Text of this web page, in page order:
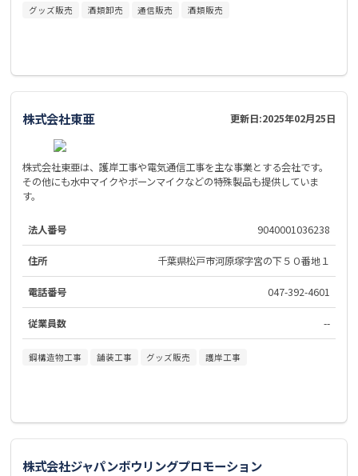
グッズ販売 酒類卸売 通信販売 酒類販売
株式会社東亜 更新日:2025年02月25日
株式会社東亜は、護岸工事や電気通信工事を主な事業とする会社です。
その他にも水中マイクやボーンマイクなどの特殊製品も提供していま
す。
法人番号 9040001036238
住所 千葉県松戸市河原塚字宮の下５０番地１
電話番号 047-392-4601
従業員数 --
鋼構造物工事 舗装工事 グッズ販売 護岸工事
株式会社ジャパンボウリングプロモーション